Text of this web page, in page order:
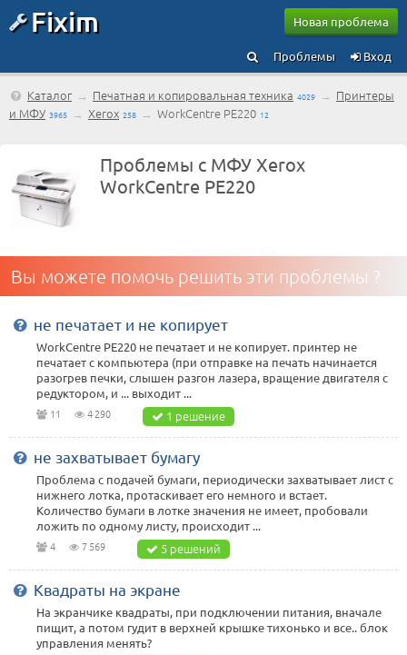
Fixim Новая проблема
Вход
Проблемы
Каталог → Печатная и копировальная техника 4029 → Принтеры
и МФУ 3965 → Xerox 258 → WorkCentre PE220 12
Проблемы с МФУ Xerox
WorkCentre PE220
Вы можете помочь решить эти проблемы ?
не печатает и не копирует
WorkCentre PE220 не печатает и не копирует. принтер не
печатает c компьютера (при отправке на печать начинается
разогрев печки, слышен разгон лазера, вращение двигателя с
редуктором, и ... выходит ...
11 4 290 1 решение
не захватывает бумагу
Проблема с подачей бумаги, периодически захватывает лист с
нижнего лотка, протаскивает его немного и встает.
Количество бумаги в лотке значения не имеет, пробовали
ложить по одному листу, происходит ...
4 7 569 5 решений
Квадраты на экране
На экранчике квадраты, при подключении питания, вначале
пищит, а потом гудит в верхней крышке тихонько и все.. блок
управления менять?